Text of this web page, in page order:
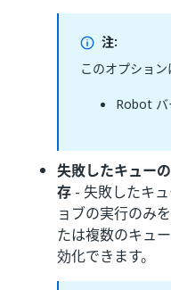
注:
このオプション
Robot バ
失敗したキュー
存 - 失敗したキ
ョブの実行のみ
たは複数のキュ
効化できます。